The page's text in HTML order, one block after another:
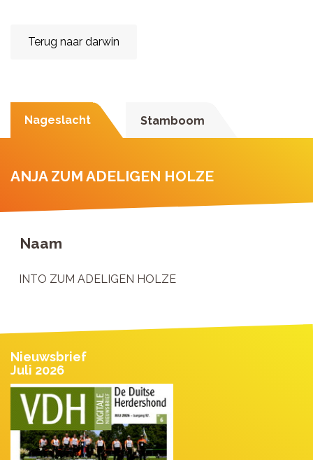
Terug naar darwin
Nageslacht Stamboom
ANJA ZUM ADELIGEN HOLZE
Naam
INTO ZUM ADELIGEN HOLZE
Nieuwsbrief
Juli 2026